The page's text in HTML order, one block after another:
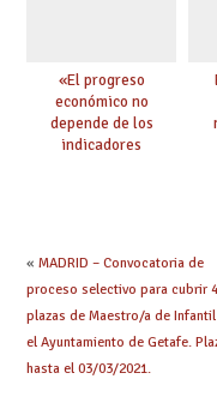
«El progreso
económico no
depende de los
indicadores
« MADRID – Convocatoria de
proceso selectivo para cubrir
plazas de Maestro/a de Infantil
el Ayuntamiento de Getafe.
hasta el 03/03/2021.